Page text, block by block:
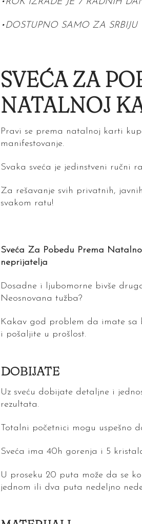
•DOSTUPNO SAMO ZA SRBIJU
SVEĆA ZA
NATALNOJ
Pravi se prema natalnoj karti
manifestovanje.
Svaka sveća je jedinstveni ručni
Za rešavanje svih privatnih,
svakom ratu!
Sveća Za Pobedu Prema
neprijatelja
Dosadne i ljubomorne bivše
Neosnovana tužba?
Kakav god problem da imate
i pošaljite u prošlost.
DOBIJATE
Uz sveću dobijate detaljne i
rezultata.
Totalni početnici mogu uspešno
Sveća ima 40h gorenja i 5
U proseku 20 puta može da se
jednom ili dva puta nedeljno